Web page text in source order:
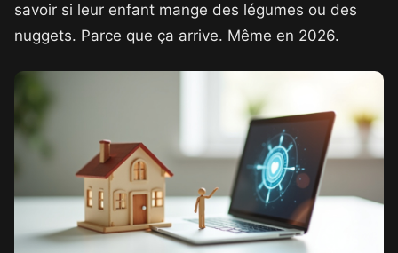
savoir si leur enfant mange des légumes ou des
nuggets. Parce que ça arrive. Même en 2026.